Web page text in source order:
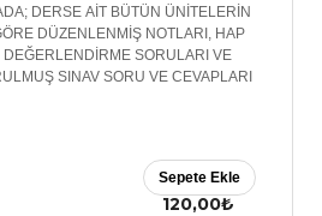
DERSE AİT BÜTÜN ÜNİTELERİN
DÜZENLENMİŞ NOTLARI, HAP
DEĞERLENDİRME SORULARI VE
SINAV SORU VE CEVAPLARI
120,00₺
Sepete Ekle